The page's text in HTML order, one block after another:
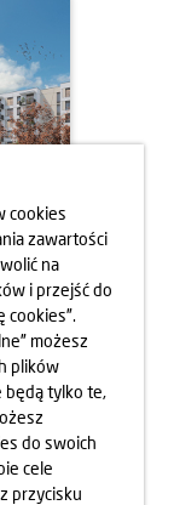
cookies
zawartości
na
i przejść do
cookies”.
możesz
plików
będą tylko te,
do swoich
cele
przycisku